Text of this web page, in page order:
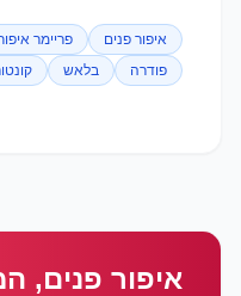
איפור פנים פריימר
פודרה
בלאש
איפור פנים,